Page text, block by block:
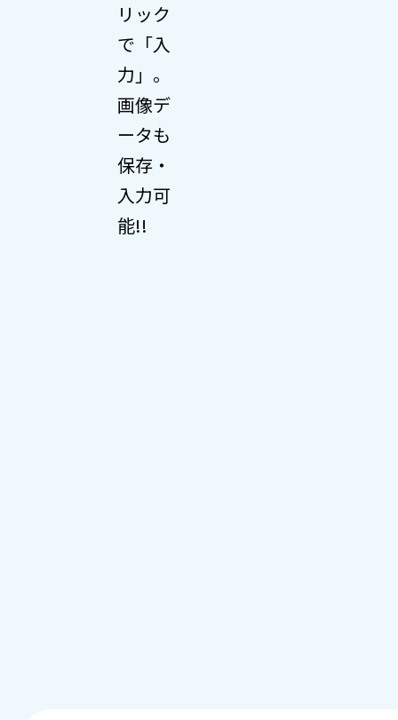
リック
で「入
力」。
画像デ
ータも
保存・
入力可
能!!